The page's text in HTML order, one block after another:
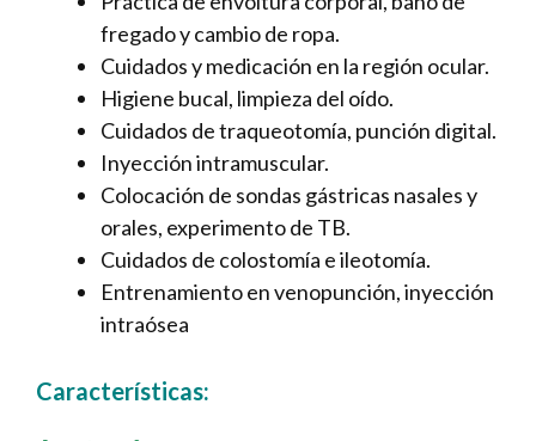
fregado y cambio de ropa.
Cuidados y medicación en la región ocular.
Higiene bucal, limpieza del oído.
Cuidados de traqueotomía, punción digital.
Inyección intramuscular.
Colocación de sondas gástricas nasales y
orales, experimento de TB.
Cuidados de colostomía e ileotomía.
Entrenamiento en venopunción, inyección
intraósea
Características: